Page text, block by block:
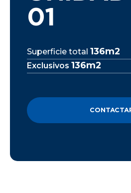
01
Superficie total 136m2
Exclusivos 136m2